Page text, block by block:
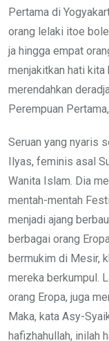
Pertama di
orang lelaki itoe
ja hingga empat
menjakitkan hati kita
merendahkan
Perempuan
Seruan yang nyaris
Ilyas, feminis asal
Wanita Islam. Dia
mentah-mentah
menjadi ajang
berbagai orang
bermukim di Mesir,
mereka berkumpul.
orang Eropa, juga
Maka, kata Asy-
hafizhahullah, inilah